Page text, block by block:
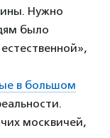
Нужно
было
в большом
москвичей,